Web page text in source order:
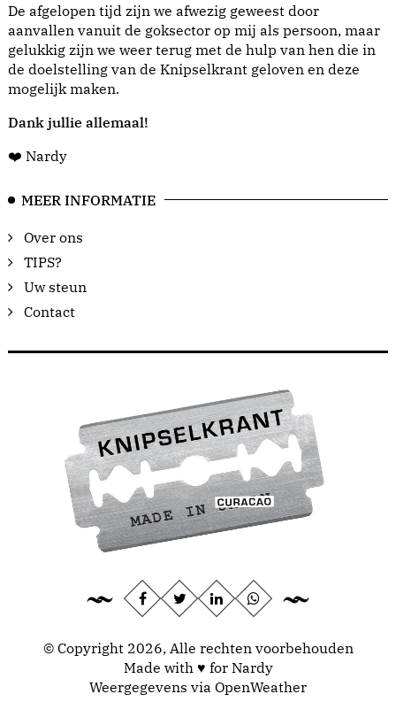
De afgelopen tijd zijn we afwezig geweest door
aanvallen vanuit de goksector op mij als persoon, maar
gelukkig zijn we weer terug met de hulp van hen die in
de doelstelling van de Knipselkrant geloven en deze
mogelijk maken.
Dank jullie allemaal!
❤️ Nardy
MEER INFORMATIE
Over ons
TIPS?
Uw steun
Contact
© Copyright 2026, Alle rechten voorbehouden
Made with ♥ for Nardy
Weergegevens via OpenWeather